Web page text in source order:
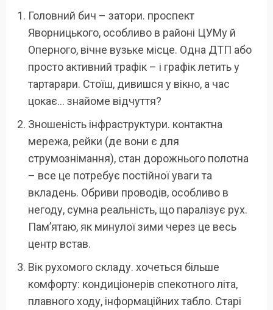
Головний бич – затори. проспект
Яворницького, особливо в районі ЦУМу й
Оперного, вічне вузьке місце. Одна ДТП або
просто активний трафік – і графік летить у
тартарари. Стоїш, дивишся у вікно, а час
цокає… знайоме відчуття?
Зношеність інфраструктури. контактна
мережа, рейки (де вони є для
струмознімання), стан дорожнього полотна
– все це потребує постійної уваги та
вкладень. Обриви проводів, особливо в
негоду, сумна реальність, що паралізує рух.
Пам’ятаю, як минулої зими через це весь
центр встав.
Вік рухомого складу. хочеться більше
комфорту: кондиціонерів спекотного літа,
плавного ходу, інформаційних табло. Старі